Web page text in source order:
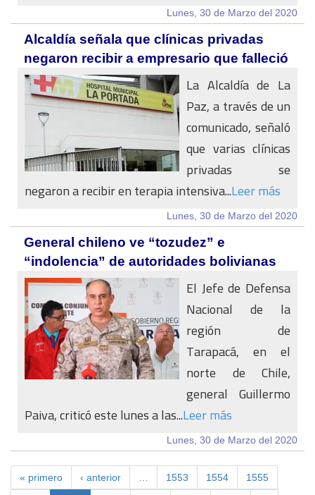
Lunes, 30 de Marzo del 2020
Alcaldía señala que clínicas privadas
negaron recibir a empresario que falleció
La Alcaldía de La
Paz, a través de un
comunicado, señaló
que varias clínicas
privadas se
negaron a recibir en terapia intensiva...Leer más
Lunes, 30 de Marzo del 2020
General chileno ve “tozudez” e
“indolencia” de autoridades bolivianas
El Jefe de Defensa
Nacional de la
región de
Tarapacá, en el
norte de Chile,
general Guillermo
Paiva, criticó este lunes a las...Leer más
Lunes, 30 de Marzo del 2020
« primero ‹ anterior 1553 1554 1555